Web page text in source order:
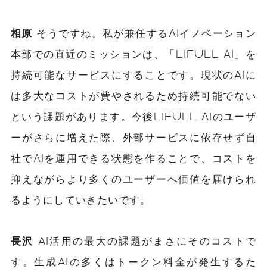
相原 そうですね。私が兼任するAIイノベーション
本部での直近のミッションは、「LIFULL AI」を
持続可能なサービスにすることです。現状のAIに
は多大なコストが費やされるため持続可能でない
という課題があります。今後LIFULL AIのユーザ
ーがさらに増えた際、外部サービスに依存せず自
社でAIを運用できる状態を作ることで、コストを
抑えながらより多くのユーザーへ価値を届けられ
るようにしていきたいです。
長沢 AI活用の最大の課題がまさにそのコストで
す。生成AIの多くはトークン料金が発生するた